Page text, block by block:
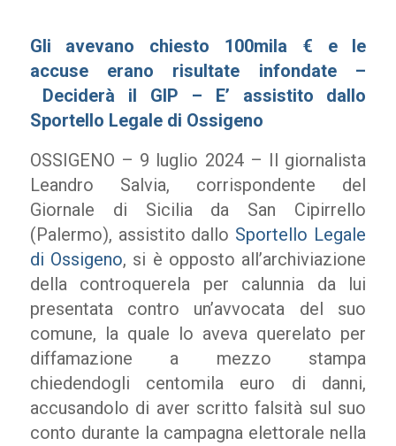
Gli avevano chiesto 100mila € e le
accuse erano risultate infondate –
Deciderà il GIP – E’ assistito dallo
Sportello Legale di Ossigeno
OSSIGENO – 9 luglio 2024 – Il giornalista
Leandro Salvia, corrispondente del
Giornale di Sicilia da San Cipirrello
(Palermo), assistito dallo Sportello Legale
di Ossigeno, si è opposto all’archiviazione
della controquerela per calunnia da lui
presentata contro un’avvocata del suo
comune, la quale lo aveva querelato per
diffamazione a mezzo stampa
chiedendogli centomila euro di danni,
accusandolo di aver scritto falsità sul suo
conto durante la campagna elettorale nella